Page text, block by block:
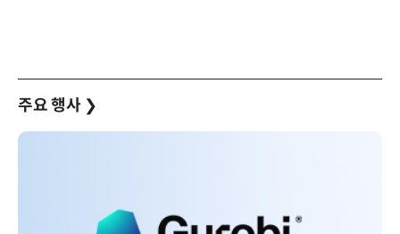
주요 행사 ❯